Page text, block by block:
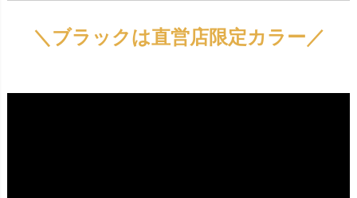
＼ブラックは直営店限定カラー／